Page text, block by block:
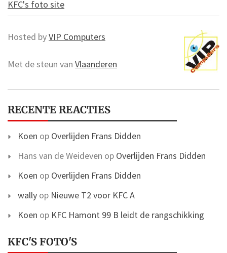
KFC's foto site
Hosted byVIP Computers
Met de steun van Vlaanderen
RECENTE REACTIES
Koen op Overlijden Frans Didden
Hans van de Weideven op Overlijden Frans Didden
Koen op Overlijden Frans Didden
wally op Nieuwe T2 voor KFC A
Koen op KFC Hamont 99 B leidt de rangschikking
KFC'S FOTO'S